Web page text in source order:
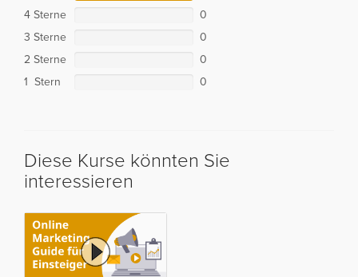
4 Sterne
0
3 Sterne
0
2 Sterne
0
1 Stern
0
Diese Kurse könnten Sie
interessieren